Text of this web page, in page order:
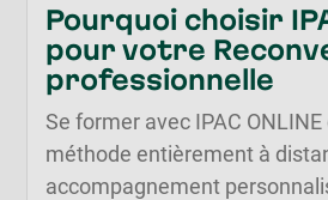
Pourquoi choisir
pour votre
professionnelle
Se former avec IPAC ONLINE
méthode entièrement à
accompagnement